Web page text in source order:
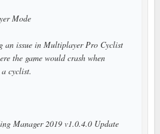
Mode
an issue in Multiplayer Pro Cyclist
the game would crash when
cyclist.
Manager 2019 v1.0.4.0 Update